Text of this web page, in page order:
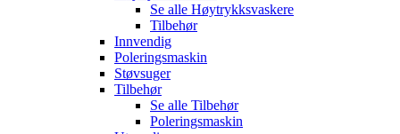
Se alle Høytrykksvaskere
Tilbehør
Innvendig
Poleringsmaskin
Støvsuger
Tilbehør
Se alle Tilbehør
Poleringsmaskin